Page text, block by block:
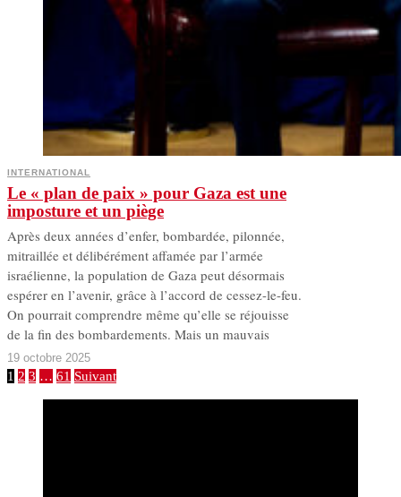
INTERNATIONAL
Le « plan de paix » pour Gaza est une
imposture et un piège
Après deux années d’enfer, bombardée, pilonnée,
mitraillée et délibérément affamée par l’armée
israélienne, la population de Gaza peut désormais
espérer en l’avenir, grâce à l’accord de cessez-le-feu.
On pourrait comprendre même qu’elle se réjouisse
de la fin des bombardements. Mais un mauvais
19 octobre 2025
1 2 3 … 61 Suivant